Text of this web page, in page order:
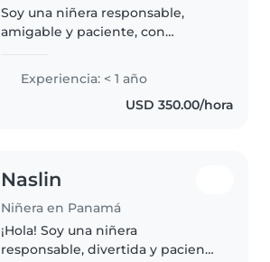
Soy una niñera responsable,
amigable y paciente, con
niños pequeños. Aunque no
cuento con certificación de
primeros auxilios, tengo
Experiencia: < 1 año
USD 350.00/hora
Naslin
Niñera en Panamá
¡Hola! Soy una niñera
responsable, divertida y paciente